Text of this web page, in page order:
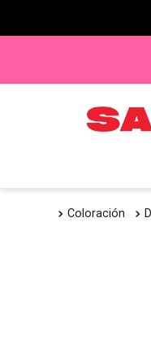
Coloración